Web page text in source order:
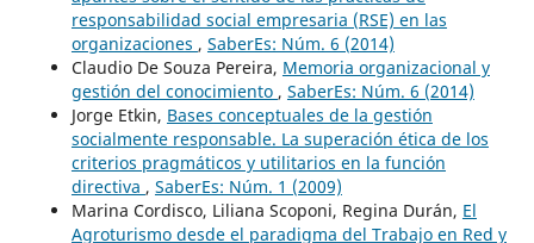
responsabilidad social empresaria (RSE) en las
organizaciones , SaberEs: Núm. 6 (2014)
Claudio De Souza Pereira, Memoria organizacional y
gestión del conocimiento , SaberEs: Núm. 6 (2014)
Jorge Etkin, Bases conceptuales de la gestión
socialmente responsable. La superación ética de los
criterios pragmáticos y utilitarios en la función
directiva , SaberEs: Núm. 1 (2009)
Marina Cordisco, Liliana Scoponi, Regina Durán, El
Agroturismo desde el paradigma del Trabajo en Red y